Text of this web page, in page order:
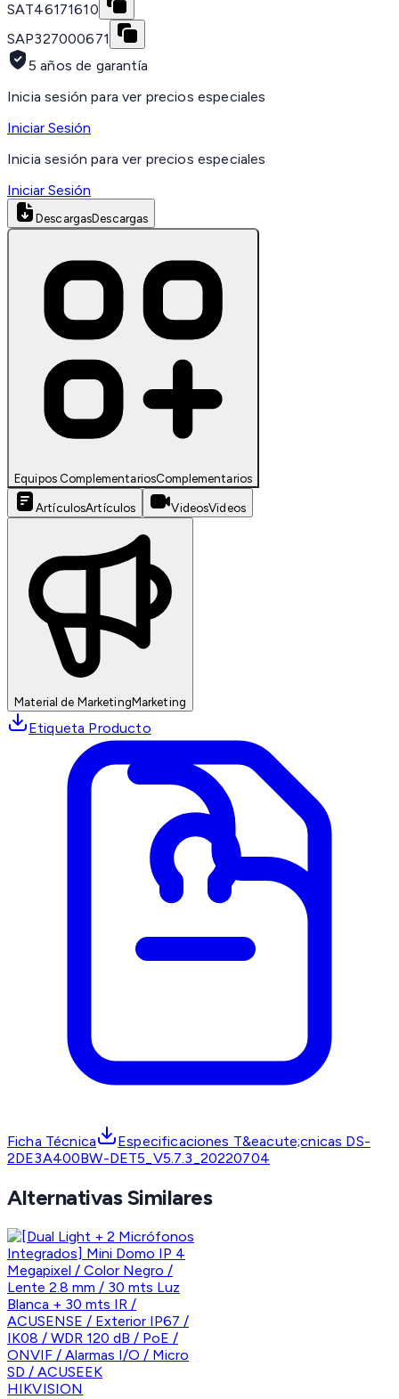
SAT46171610
SAP327000671
5 años de garantía
Inicia sesión para ver precios especiales
Iniciar Sesión
Inicia sesión para ver precios especiales
Iniciar Sesión
DescargasDescargas
Equipos ComplementariosComplementarios
ArtículosArtículos VideosVideos
Material de MarketingMarketing
Etiqueta Producto
Ficha Técnica
Especificaciones T&eacute;cnicas DS-
2DE3A400BW-DET5_V5.7.3_20220704
Alternativas Similares
HIKVISION